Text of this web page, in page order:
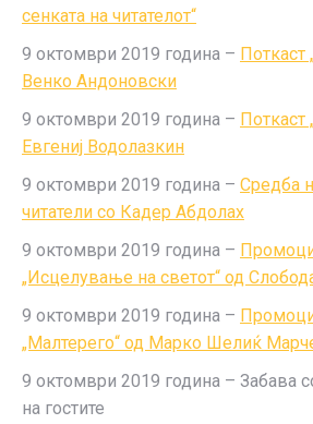
сенката на читателот“
9 октомври 2019 година – Поткаст
Венко Андоновски
9 октомври 2019 година – Поткаст
Евгениј Водолазкин
9 октомври 2019 година – Средба
читатели со Кадер Абдолах
9 октомври 2019 година –
„Исцелување на светот“ од
9 октомври 2019 година –
„Малтерего“ од Марко Шелиќ
9 октомври 2019 година – Забава
на гостите